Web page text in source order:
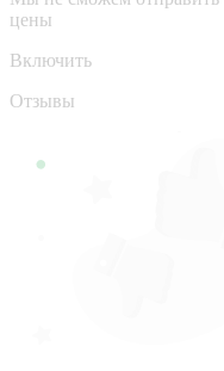
цены
Включить
Отзывы